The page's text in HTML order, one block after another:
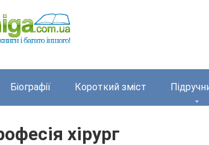
Біографії Короткий зміст
хірург